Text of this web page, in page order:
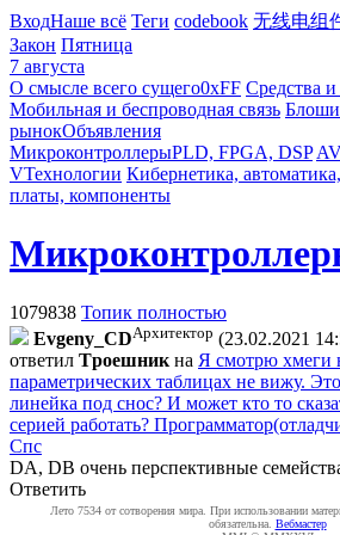
ВходНаше всё Теги codebook 无线电组
Закон Пятница
7 августа
О смысле всего сущего0xFF Средства
Мобильная и беспроводная связь
рынокОбъявления
МикроконтроллерыPLD, FPGA, DSP
VТехнологии Кибернетика,
платы, компоненты
1079838 Топик полностью
Evgeny_CDАрхитектор (23.02.2021
ответил Tpoeшник на Я смотрю хмеги
параметрических таблицах не вижу.
линейка под снос? И может кто то
серией работать?
Спс
DA, DB очень перспективные
Ответить
Лето 7534 от сотворения мира. При использовании
обязательна. Вебмастер